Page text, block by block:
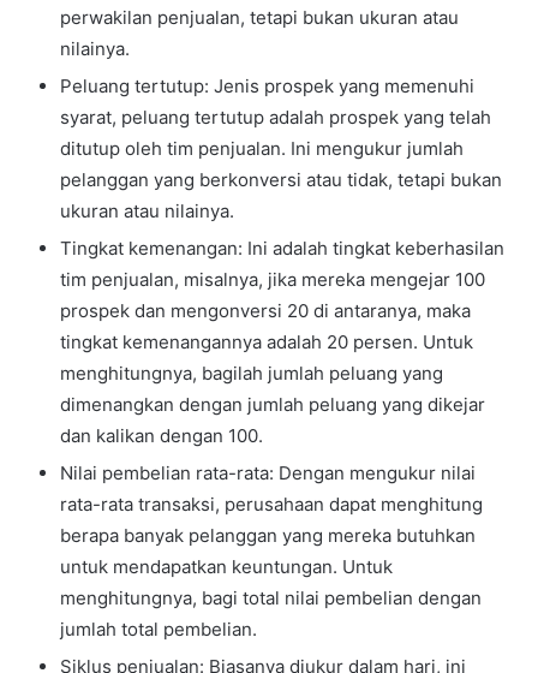
perwakilan penjualan, tetapi bukan ukuran atau
nilainya.
Peluang tertutup: Jenis prospek yang memenuhi
syarat, peluang tertutup adalah prospek yang telah
ditutup oleh tim penjualan. Ini mengukur jumlah
pelanggan yang berkonversi atau tidak, tetapi bukan
ukuran atau nilainya.
Tingkat kemenangan: Ini adalah tingkat keberhasilan
tim penjualan, misalnya, jika mereka mengejar 100
prospek dan mengonversi 20 di antaranya, maka
tingkat kemenangannya adalah 20 persen. Untuk
menghitungnya, bagilah jumlah peluang yang
dimenangkan dengan jumlah peluang yang dikejar
dan kalikan dengan 100.
Nilai pembelian rata-rata: Dengan mengukur nilai
rata-rata transaksi, perusahaan dapat menghitung
berapa banyak pelanggan yang mereka butuhkan
untuk mendapatkan keuntungan. Untuk
menghitungnya, bagi total nilai pembelian dengan
jumlah total pembelian.
Siklus penjualan: Biasanya diukur dalam hari, ini